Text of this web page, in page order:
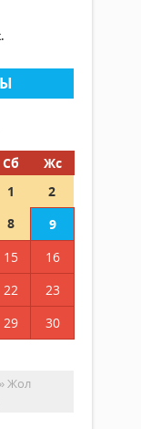
Сб
Жс
1
2
8
9
15
16
22
23
29
30
» Жол